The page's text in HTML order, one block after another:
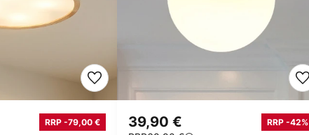
RRP -79,00 € 39,90 € RRP -42%